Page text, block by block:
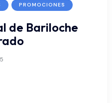
PROMOCIONES
de Bariloche
5